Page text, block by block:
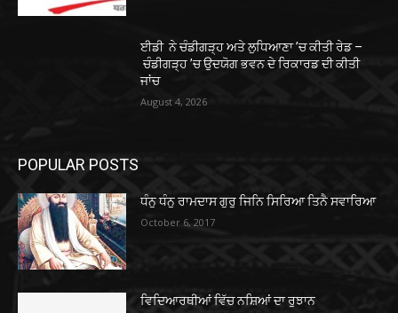
ਈਡੀ ਨੇ ਚੰਡੀਗੜ੍ਹ ਅਤੇ ਲੁਧਿਆਣਾ ’ਚ ਕੀਤੀ ਰੇਡ –
ਚੰਡੀਗੜ੍ਹ ’ਚ ਉਦਯੋਗ ਭਵਨ ਦੇ ਰਿਕਾਰਡ ਦੀ ਕੀਤੀ
ਜਾਂਚ
August 4, 2026
POPULAR POSTS
ਧੰਨੁ ਧੰਨੁ ਰਾਮਦਾਸ ਗੁਰੁ ਜਿਨਿ ਸਿਰਿਆ ਤਿਨੈ ਸਵਾਰਿਆ
October 6, 2017
ਵਿਦਿਆਰਥੀਆਂ ਵਿੱਚ ਨਸ਼ਿਆਂ ਦਾ ਰੁਝਾਨ